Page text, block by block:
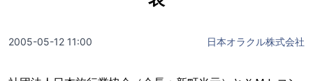
2005-05-12 11:00 日本オラクル株式会社